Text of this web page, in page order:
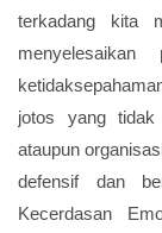
terkadang kita
jotos yang tidak
ataupun
defensif dan
Kecerdasan